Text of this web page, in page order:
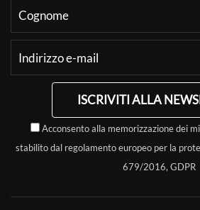
ISCRIVITI ALLA
Acconsento alla memorizzazione dei
stabilito dal regolamento europeo per la
679/2016, GDPR